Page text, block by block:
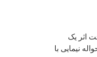
اثر یک
نیمایی با